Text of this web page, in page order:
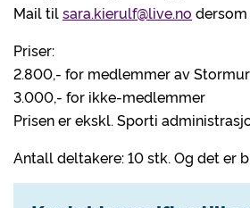
Mail tilsara.kierulf@live.no
Priser:
2.800,- for medlemmer av Stormur
3.000,- for ikke-medlemmer
Prisen er ekskl. Sporti
Antall deltakere: 10 stk. Og det er